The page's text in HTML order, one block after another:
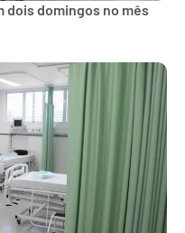
dois domingos no mês